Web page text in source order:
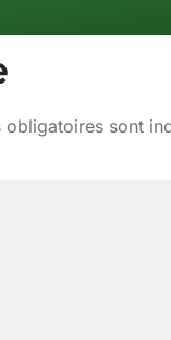
obligatoires sont